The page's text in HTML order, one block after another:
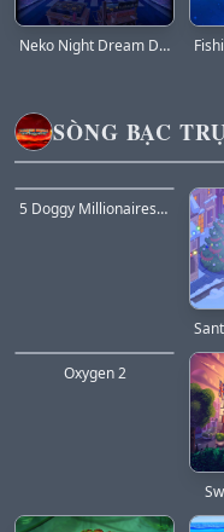
Neko Night Dream Drop
SÒNG BẠC
5 Doggy Millionaires Dream Drop
Oxygen 2